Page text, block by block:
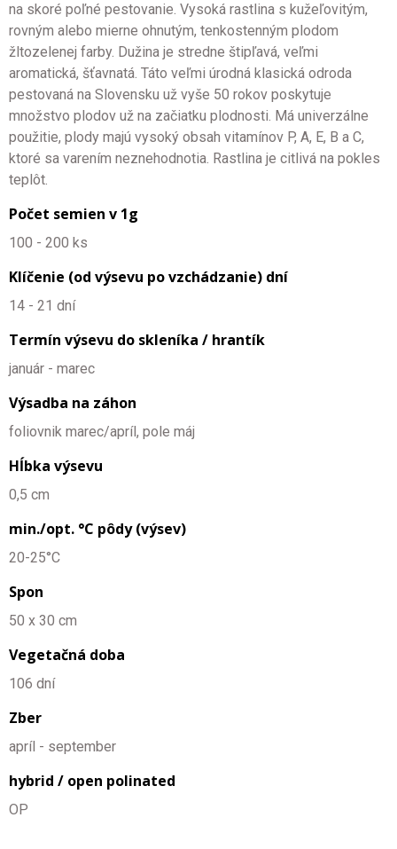
na skoré poľné pestovanie. Vysoká rastlina s kužeľovitým,
rovným alebo mierne ohnutým, tenkostenným plodom
žltozelenej farby. Dužina je stredne štipľavá, veľmi
aromatická, šťavnatá. Táto veľmi úrodná klasická odroda
pestovaná na Slovensku už vyše 50 rokov poskytuje
množstvo plodov už na začiatku plodnosti. Má univerzálne
použitie, plody majú vysoký obsah vitamínov P, A, E, B a C,
ktoré sa varením neznehodnotia. Rastlina je citlivá na pokles
teplôt.
Počet semien v 1g
100 - 200 ks
Klíčenie (od výsevu po vzchádzanie) dní
14 - 21 dní
Termín výsevu do skleníka / hrantík
január - marec
Výsadba na záhon
foliovnik marec/apríl, pole máj
Hĺbka výsevu
0,5 cm
min./opt. °C pôdy (výsev)
20-25°C
Spon
50 x 30 cm
Vegetačná doba
106 dní
Zber
apríl - september
hybrid / open polinated
OP